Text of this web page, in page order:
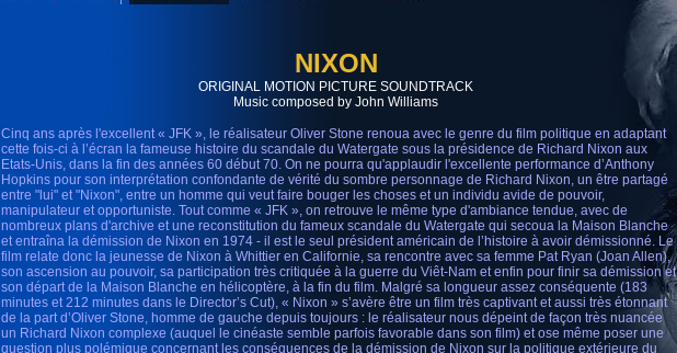
NIXON
ORIGINAL MOTION PICTURE SOUNDTRACK
Music composed by John Williams
Cinq ans après l'excellent « JFK », le réalisateur Oliver Stone renoua avec le genre du film politique en adaptant
cette fois-ci à l’écran la fameuse histoire du scandale du Watergate sous la présidence de Richard Nixon aux
Etats-Unis, dans la fin des années 60 début 70. On ne pourra qu'applaudir l'excellente performance d’Anthony
Hopkins pour son interprétation confondante de vérité du sombre personnage de Richard Nixon, un être partagé
entre "lui" et "Nixon", entre un homme qui veut faire bouger les choses et un individu avide de pouvoir,
manipulateur et opportuniste. Tout comme « JFK », on retrouve le même type d'ambiance tendue, avec de
nombreux plans d'archive et une reconstitution du fameux scandale du Watergate qui secoua la Maison Blanche
et entraîna la démission de Nixon en 1974 - il est le seul président américain de l’histoire à avoir démissionné. Le
film relate donc la jeunesse de Nixon à Whittier en Californie, sa rencontre avec sa femme Pat Ryan (Joan Allen),
son ascension au pouvoir, sa participation très critiquée à la guerre du Viêt-Nam et enfin pour finir sa démission et
son départ de la Maison Blanche en hélicoptère, à la fin du film. Malgré sa longueur assez conséquente (183
minutes et 212 minutes dans le Director’s Cut), « Nixon » s’avère être un film très captivant et aussi très étonnant
de la part d’Oliver Stone, homme de gauche depuis toujours : le réalisateur nous dépeint de façon très nuancée
un Richard Nixon complexe (auquel le cinéaste semble parfois favorable dans son film) et ose même poser une
question plus polémique concernant les conséquences de la démission de Nixon sur la politique extérieure du